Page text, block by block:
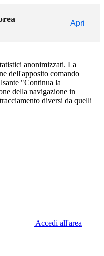
Apri
anonimizzati. La
dell'apposito comando
"Continua la
della navigazione in
diversi da quelli
Accedi all'area